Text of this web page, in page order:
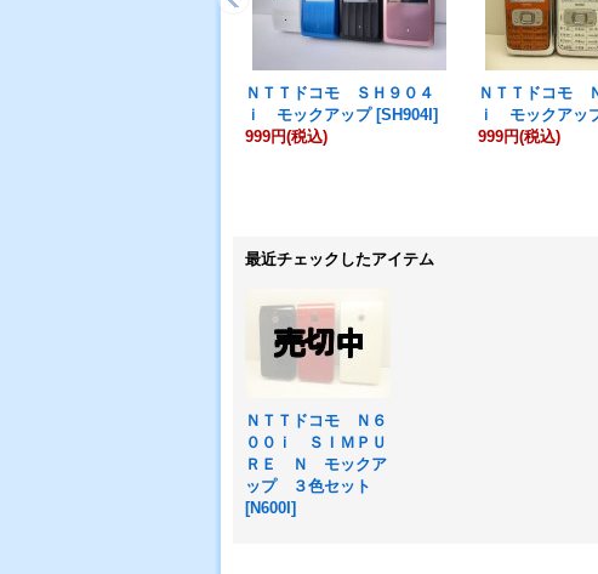
ＮＴＴドコモ ＳＨ９０４
ｉ モックアップ [SH904I ]
999円(税込)
ＮＴＴドコモ
ｉ モックアッ
999円(税込)
最近チェックしたアイテム
ＮＴＴドコモ Ｎ６
００ｉ ＳＩＭＰＵ
ＲＥ Ｎ モックア
ップ ３色セット
[N600I ]